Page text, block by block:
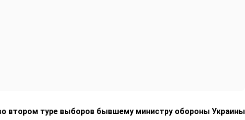
втором туре выборов бывшему министру обороны Украины